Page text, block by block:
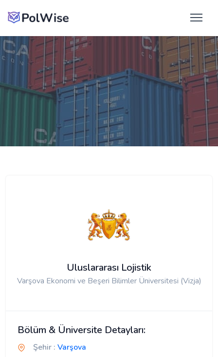
Uluslararası Lojistik
Varşova Ekonomi ve Beşeri Bilimler Üniversitesi (Vizja)
Bölüm & Üniversite Detayları:
Şehir : Varşova